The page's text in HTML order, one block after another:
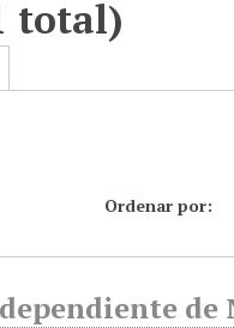
total)
Ordenar por:
de